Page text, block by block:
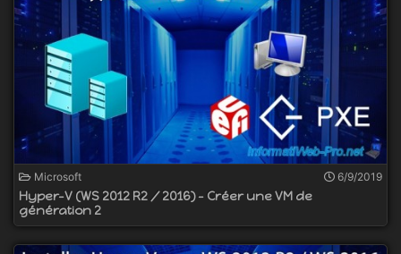
Microsoft 6/9/2019
Hyper-V (WS 2012 R2 / 2016) - Créer une VM de
génération 2